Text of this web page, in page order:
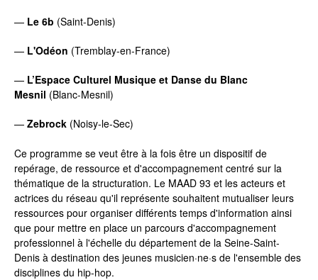
— Le 6b (Saint-Denis)
— L'Odéon (Tremblay-en-France)
— L’Espace Culturel Musique et Danse du Blanc
Mesnil (Blanc-Mesnil)
— Zebrock (Noisy-le-Sec)
Ce programme se veut être à la fois être un dispositif de
repérage, de ressource et d'accompagnement centré sur la
thématique de la structuration. Le MAAD 93 et les acteurs et
actrices du réseau qu'il représente souhaitent mutualiser leurs
ressources pour organiser différents temps d'information ainsi
que pour mettre en place un parcours d'accompagnement
professionnel à l'échelle du département de la Seine-Saint-
Denis à destination des jeunes musicien·ne·s de l'ensemble des
disciplines du hip-hop.